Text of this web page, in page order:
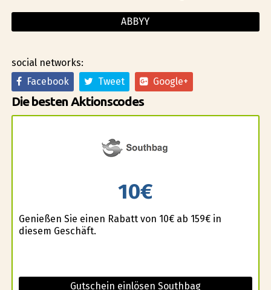
ABBYY
social networks:
Facebook
Tweet Google+
Die besten Aktionscodes
10€
Genießen Sie einen Rabatt von 10€ ab 159€ in
diesem Geschäft.
Gutschein einlösen Southbag